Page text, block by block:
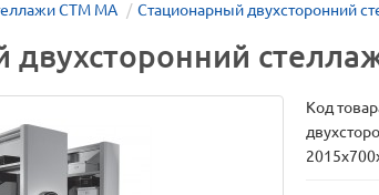
СТМ МА Стационарный двухсторонний
двухсторонний
Код